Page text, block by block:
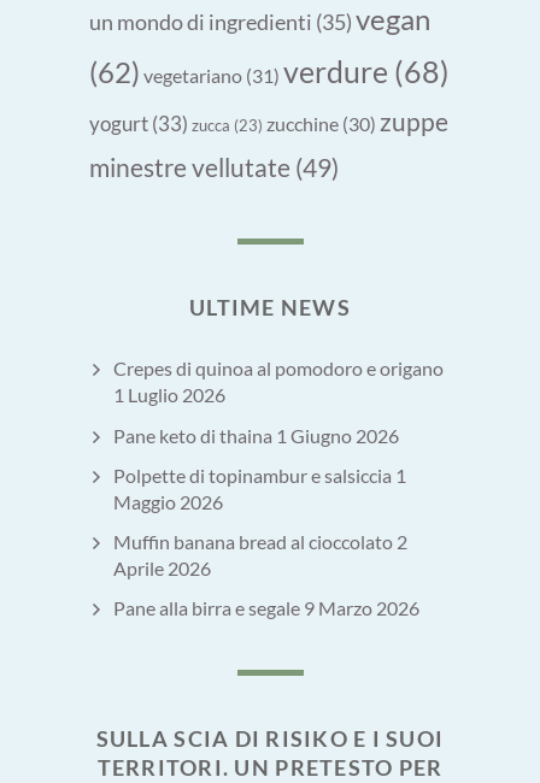
un mondo di ingredienti (35)vegan
(62) vegetariano (31) verdure (68)
yogurt(33) zucca (23) zucchine (30) zuppe
minestre vellutate (49)
ULTIME NEWS
Crepes di quinoa al pomodoro e origano
1 Luglio 2026
Pane keto di thaina 1 Giugno 2026
Polpette di topinambur e salsiccia 1
Maggio 2026
Muffin banana bread al cioccolato 2
Aprile 2026
Pane alla birra e segale 9 Marzo 2026
SULLA SCIA DI RISIKO E I SUOI
TERRITORI. UN PRETESTO PER